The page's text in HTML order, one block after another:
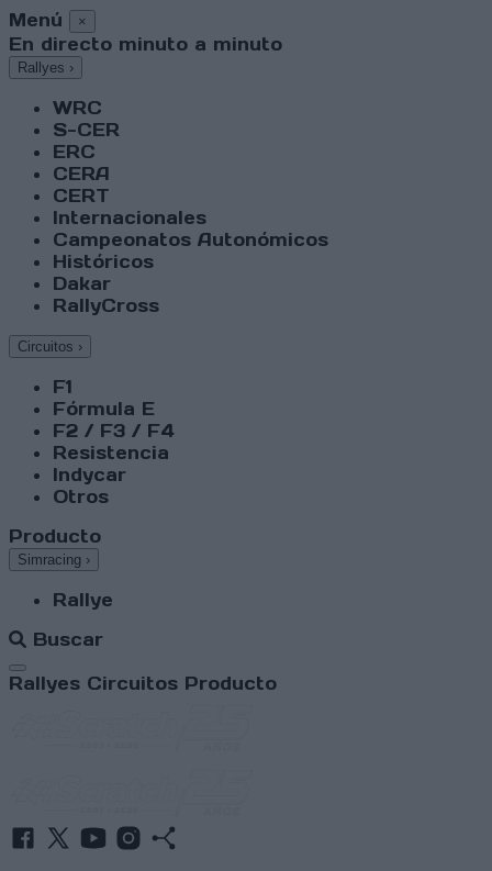
Menú ×
En directo minuto a minuto
Rallyes ›
WRC
S-CER
ERC
CERA
CERT
Internacionales
Campeonatos Autonómicos
Históricos
Dakar
RallyCross
Circuitos ›
F1
Fórmula E
F2 / F3 / F4
Resistencia
Indycar
Otros
Producto
Simracing ›
Rallye
Buscar
Abrir menú
Rallyes Circuitos Producto